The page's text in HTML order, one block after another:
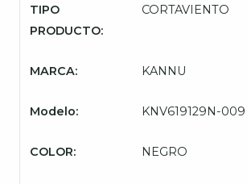
TIPO
PRODUCTO:
CORTAVIENTO
MARCA: KANNU
Modelo: KNV619129N-009
COLOR: NEGRO